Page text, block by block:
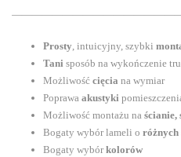
Prosty, intuicyjny, szybki
Tani sposób na wykończenie
Możliwość cięcia na wymiar
Poprawa akustyki
Możliwość montażu na ścianie,
Bogaty wybór lameli o różnych
Bogaty wybórkolorów